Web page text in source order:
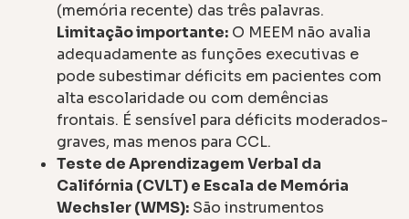
(memória recente) das três palavras.
Limitação importante: O MEEM não avalia
adequadamente as funções executivas e
pode subestimar déficits em pacientes com
alta escolaridade ou com demências
frontais. É sensível para déficits moderados-
graves, mas menos para CCL.
Teste de Aprendizagem Verbal da
Califórnia (CVLT) e Escala de Memória
Wechsler (WMS): São instrumentos